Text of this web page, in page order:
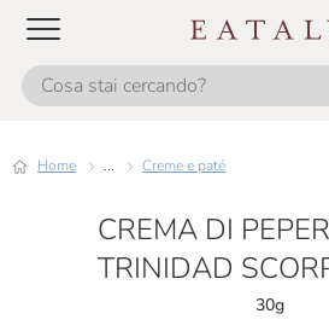
Home ... Creme e paté
CREMA DI
TRINIDAD
30g